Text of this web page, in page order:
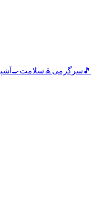
🎵 سرگرمی 🧘 سلامت🍳